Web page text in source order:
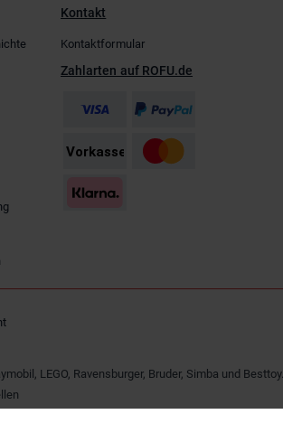
Kontakt
Kontaktformular
Zahlarten auf ROFU.de
LEGO, Ravensburger, Bruder, Simba und Besttoy.